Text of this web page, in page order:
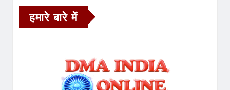
pagination
हमारे बारे में